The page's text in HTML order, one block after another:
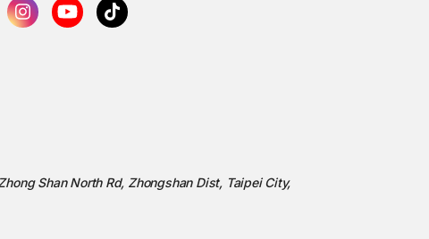
Shan North Rd, Zhongshan Dist, Taipei City,